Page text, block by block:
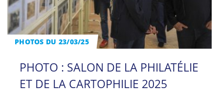
PHOTOS DU 23/03/25
PHOTO : SALON DE LA PHILATÉLIE
ET DE LA CARTOPHILIE 2025